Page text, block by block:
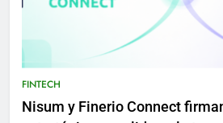
FINTECH
Nisum y Finerio Connect